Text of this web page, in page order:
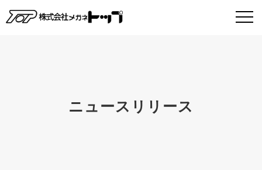
ニュースリリース